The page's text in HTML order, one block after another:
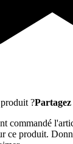
?Partagez
commandé
ce produit.